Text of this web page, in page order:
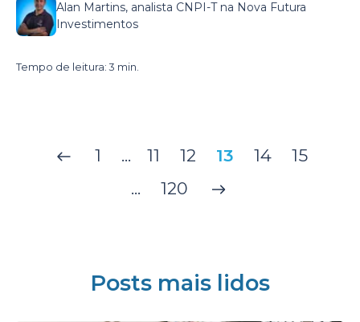
Alan Martins, analista CNPI-T na Nova Futura
Investimentos
Tempo de leitura: 3 min.
1 ... 11 12 13 14
15
...
120
Posts mais lidos